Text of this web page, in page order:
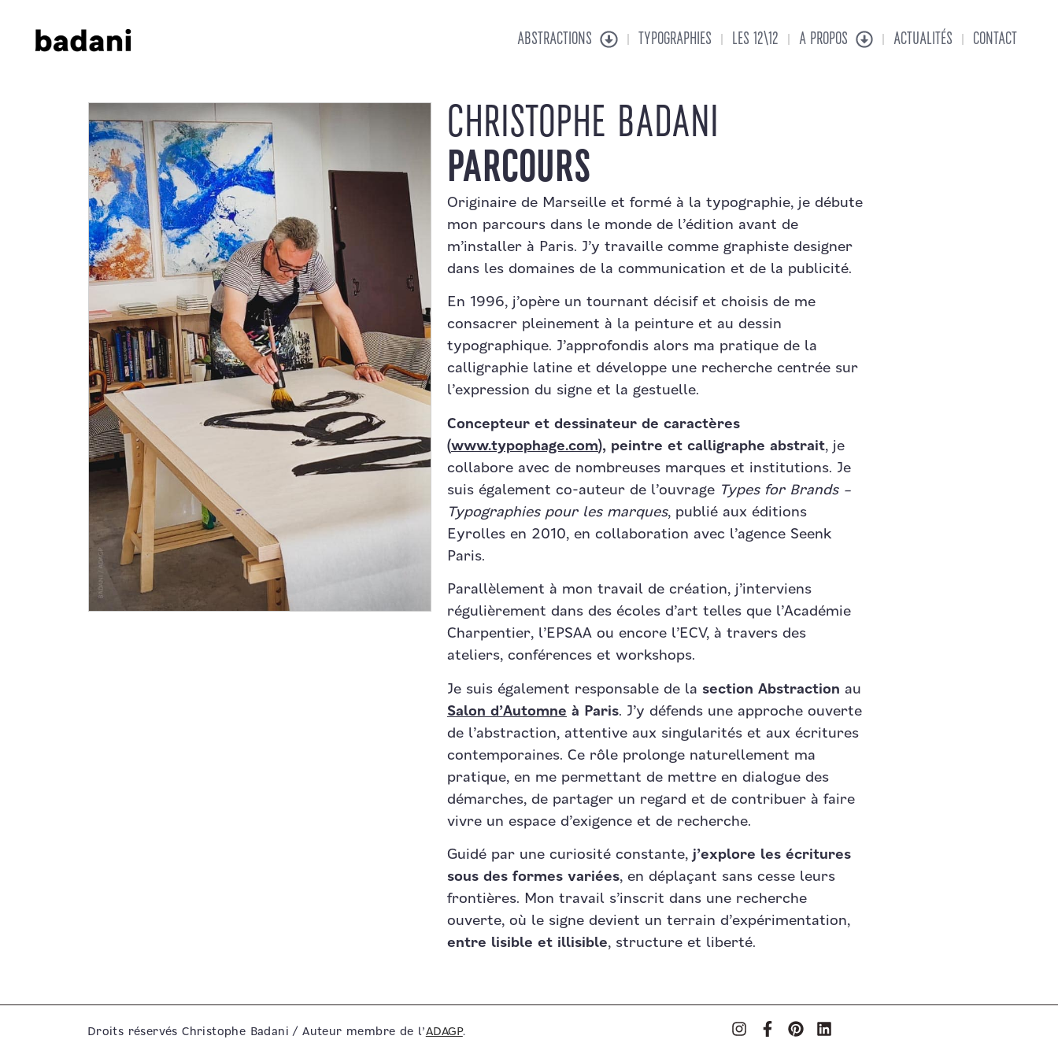
ABSTRACTIONS TYPOGRAPHIES LES 12\12 A PROPOS ACTUALITÉS CONTACT
CHRISTOPHE BADANI
PARCOURS
Originaire de Marseille et formé à la typographie, je débute
mon parcours dans le monde de l’édition avant de
m’installer à Paris. J’y travaille comme graphiste designer
dans les domaines de la communication et de la publicité.
En 1996, j’opère un tournant décisif et choisis de me
consacrer pleinement à la peinture et au dessin
typographique. J’approfondis alors ma pratique de la
calligraphie latine et développe une recherche centrée sur
l’expression du signe et la gestuelle.
Concepteur et dessinateur de caractères
(www.typophage.com), peintre et calligraphe abstrait, je
collabore avec de nombreuses marques et institutions. Je
suis également co-auteur de l’ouvrage Types for Brands –
Typographies pour les marques, publié aux éditions
Eyrolles en 2010, en collaboration avec l’agence Seenk
Paris.
Parallèlement à mon travail de création, j’interviens
régulièrement dans des écoles d’art telles que l’Académie
Charpentier, l’EPSAA ou encore l’ECV, à travers des
ateliers, conférences et workshops.
Je suis également responsable de la section Abstraction au
Salon d’Automne à Paris. J’y défends une approche ouverte
de l’abstraction, attentive aux singularités et aux écritures
contemporaines. Ce rôle prolonge naturellement ma
pratique, en me permettant de mettre en dialogue des
démarches, de partager un regard et de contribuer à faire
vivre un espace d’exigence et de recherche.
Guidé par une curiosité constante, j’explore les écritures
sous des formes variées, en déplaçant sans cesse leurs
frontières. Mon travail s’inscrit dans une recherche
ouverte, où le signe devient un terrain d’expérimentation,
entre lisible et illisible, structure et liberté.
Droits réservés Christophe Badani / Auteur membre de l’ADAGP.